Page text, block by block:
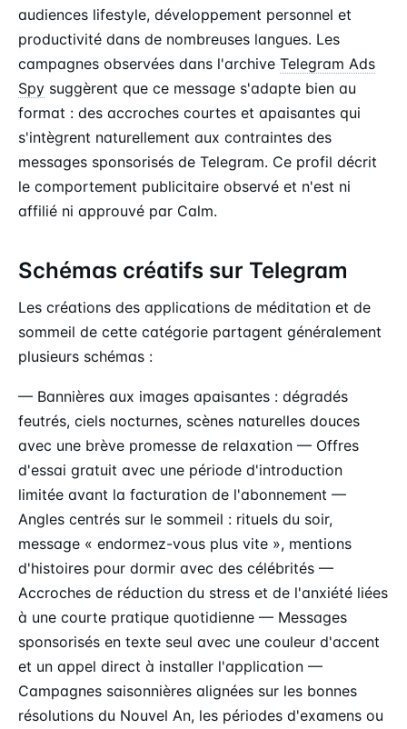
audiences lifestyle, développement personnel et
productivité dans de nombreuses langues. Les
campagnes observées dans l'archive Telegram Ads
Spy suggèrent que ce message s'adapte bien au
format : des accroches courtes et apaisantes qui
s'intègrent naturellement aux contraintes des
messages sponsorisés de Telegram. Ce profil décrit
le comportement publicitaire observé et n'est ni
affilié ni approuvé par Calm.
Schémas créatifs sur Telegram
Les créations des applications de méditation et de
sommeil de cette catégorie partagent généralement
plusieurs schémas :
— Bannières aux images apaisantes : dégradés
feutrés, ciels nocturnes, scènes naturelles douces
avec une brève promesse de relaxation — Offres
d'essai gratuit avec une période d'introduction
limitée avant la facturation de l'abonnement —
Angles centrés sur le sommeil : rituels du soir,
message « endormez-vous plus vite », mentions
d'histoires pour dormir avec des célébrités —
Accroches de réduction du stress et de l'anxiété liées
à une courte pratique quotidienne — Messages
sponsorisés en texte seul avec une couleur d'accent
et un appel direct à installer l'application —
Campagnes saisonnières alignées sur les bonnes
résolutions du Nouvel An, les périodes d'examens ou